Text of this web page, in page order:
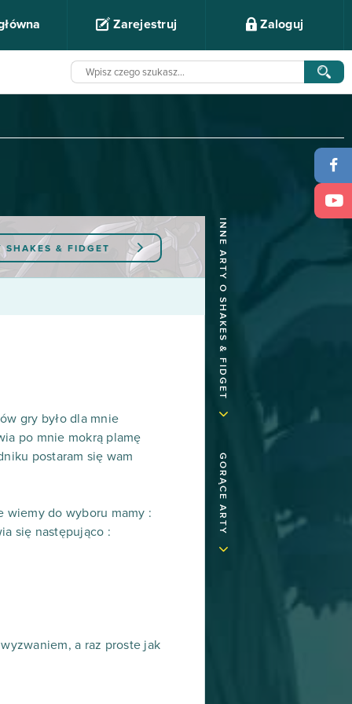
Zarejestruj Zaloguj
INNE ARTY O SHAKES & FIDGET
GORĄCE ARTY
SHAKES & FIDGET
gry było dla mnie
po mnie mokrą plamę
postaram się wam
wiemy do wyboru mamy :
się następująco :
a raz proste jak